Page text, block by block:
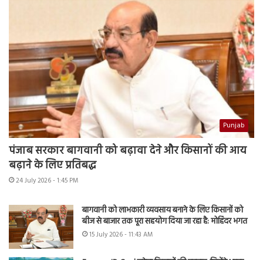
Punjab
पंजाब सरकार बागवानी को बढ़ावा देने और किसानों की आय
बढ़ाने के लिए प्रतिबद्ध
24 July 2026 - 1:45 PM
बागवानी को लाभकारी व्यवसाय बनाने के लिए किसानों को
बीज से बाजार तक पूरा सहयोग दिया जा रहा है: मोहिंदर भगत
15 July 2026 - 11:43 AM